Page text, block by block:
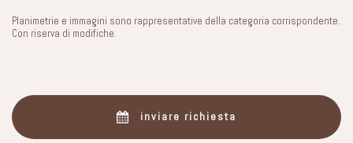
Planimetrie e immagini sono rappresentative della categoria corrispondente.
Con riserva di modifiche.
inviare richiesta